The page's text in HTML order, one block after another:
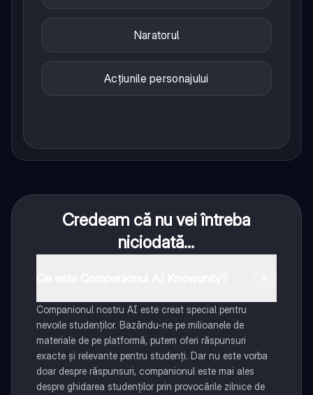
Naratorul
Acțiunile personajului
Credeam că nu vei întreba
niciodată...
Companionul nostru AI este creat special pentru
nevoile studenților. Bazându-ne pe milioanele de
materiale de pe platformă, putem oferi răspunsuri
exacte și relevante pentru studenți. Dar nu este vorba
doar despre răspunsuri, companionul este mai ales
despre ghidarea studenților prin provocările zilnice de